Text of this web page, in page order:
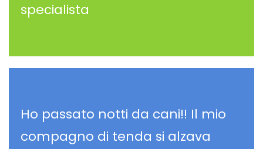
specialista
Ho passato notti da cani!! Il mio
compagno di tenda si alzava